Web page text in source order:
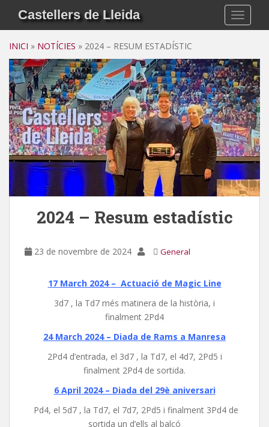
i
Castellers de Lleida
INICI » NOTÍCIES » 2024 – RESUM ESTADÍSTIC
2024 – Resum estadístic
23 de novembre de 2024 General
17 March 2024 – Actuació de Magic Line
3d7 , la Td7 més matinera de la història, i
finalment 2Pd4
24 March 2024 – Diada de Rams a Manresa
2Pd4 d’entrada, el 3d7 , la Td7, el 4d7, 2Pd5 i
finalment 2Pd4 de sortida.
6 April 2024 – Diada del 29è aniversari
Pd4, el 5d7 , la Td7, el 7d7, 2Pd5 i finalment 3Pd4 de
sortida un d’ells al balcó